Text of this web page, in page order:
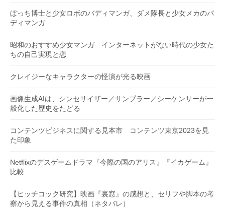
ぼっち博士と少女ロボのバディマンガ、ダメ隊長と少女メカのバ
ディマンガ
昭和のおすすめ少女マンガ インターネットがない時代の少女た
ちの自己実現と恋
クレイジーなキャラクターの怪演が光る映画
画像生成AIは、シンセサイザー／サンプラー／シーケンサーが一
般化した歴史をたどる
コンテンツビジネスに関する見本市 コンテンツ東京2023を見
た印象
Netflixのデスゲームドラマ『今際の国のアリス』『イカゲーム』
比較
【ヒッチコック研究】映画『裏窓』の感想と、セリフや脚本の考
察から見える事件の真相（ネタバレ）